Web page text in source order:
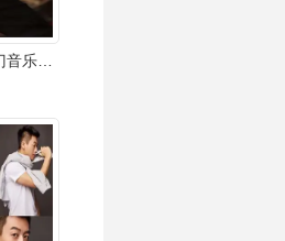
2020黄训国于海洋曾勇厦门音乐会时间,地点,人物介绍